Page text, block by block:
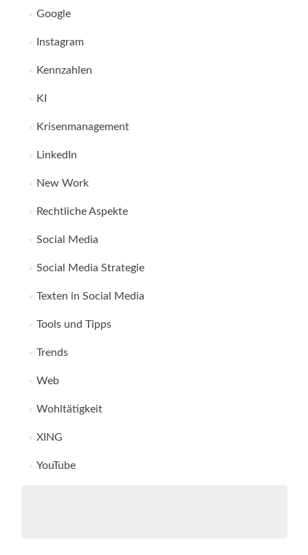
Google
Instagram
Kennzahlen
KI
Krisenmanagement
LinkedIn
New Work
Rechtliche Aspekte
Social Media
Social Media Strategie
Texten in Social Media
Tools und Tipps
Trends
Web
Wohltätigkeit
XING
YouTube